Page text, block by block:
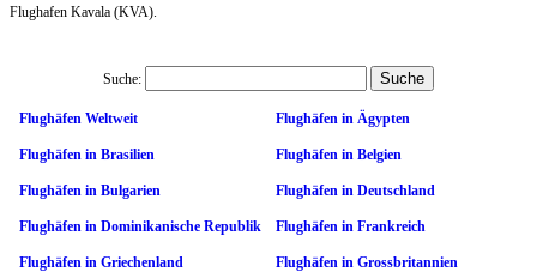
Flughafen Kavala (KVA).
Suche:
Flughäfen Weltweit Flughäfen in Ägypten
Flughäfen in Brasilien Flughäfen in Belgien
Flughäfen in Bulgarien Flughäfen in Deutschland
Flughäfen in Dominikanische Republik Flughäfen in Frankreich
Flughäfen in Griechenland Flughäfen in Grossbritannien